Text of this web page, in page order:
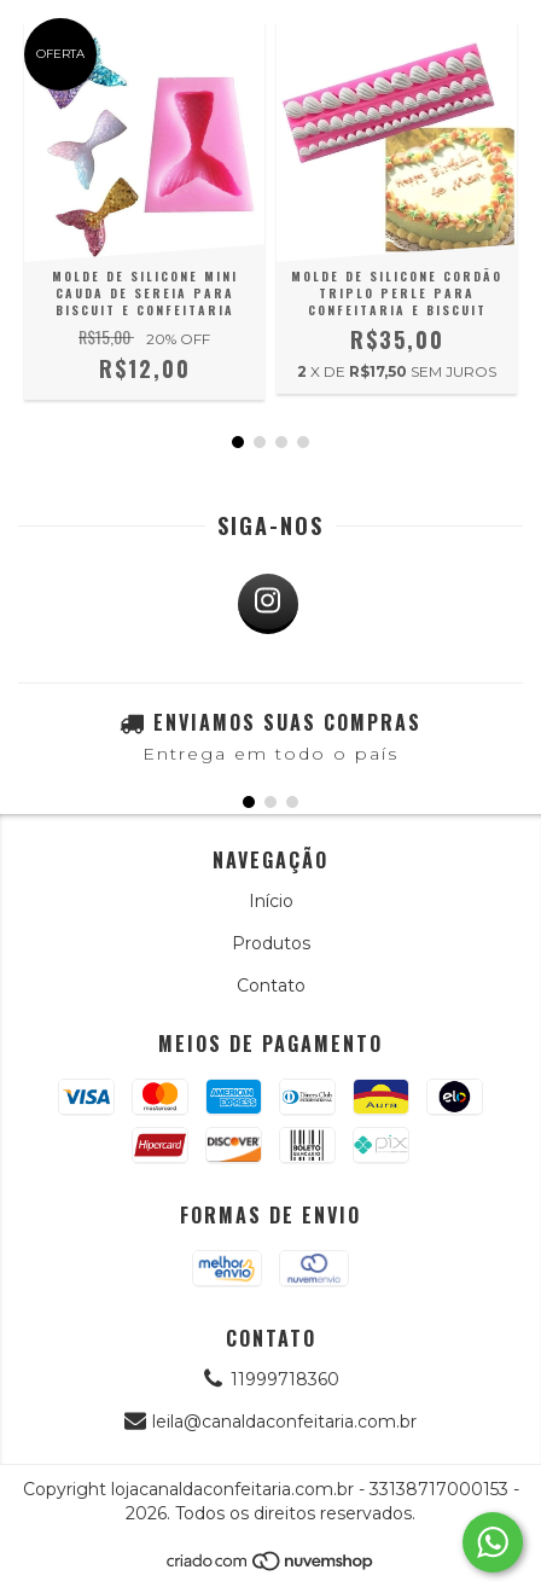
OFERTA
MOLDE DE SILICONE MINI
CAUDA DE SEREIA PARA
BISCUIT E CONFEITARIA
R$15,00 20% OFF
R$12,00
MOLDE DE SILICONE CORDÃO
TRIPLO PERLE PARA
CONFEITARIA E BISCUIT
R$35,00
2 X DE R$17,50 SEM JUROS
SIGA-NOS
ENVIAMOS SUAS COMPRAS
Entrega em todo o país
NAVEGAÇÃO
Início
Produtos
Contato
MEIOS DE PAGAMENTO
FORMAS DE ENVIO
CONTATO
11999718360
leila@canaldaconfeitaria.com.br
Copyright lojacanaldaconfeitaria.com.br - 33138717000153 -
2026. Todos os direitos reservados.